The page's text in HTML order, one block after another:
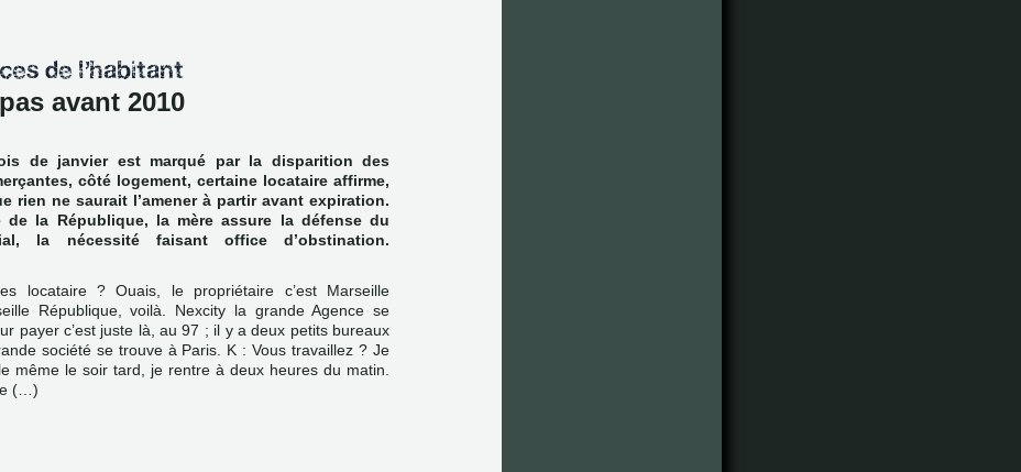
avant 2010
de janvier est marqué par la disparition des
côté logement, certaine locataire affirme,
rien ne saurait l’amener à partir avant expiration.
la République, la mère assure la défense du
la nécessité faisant office d’obstination.
locataire ? Ouais, le propriétaire c’est Marseille
République, voilà. Nexcity la grande Agence se
payer c’est juste là, au 97 ; il y a deux petits bureaux
société se trouve à Paris. K : Vous travaillez ? Je
même le soir tard, je rentre à deux heures du matin.
(…)